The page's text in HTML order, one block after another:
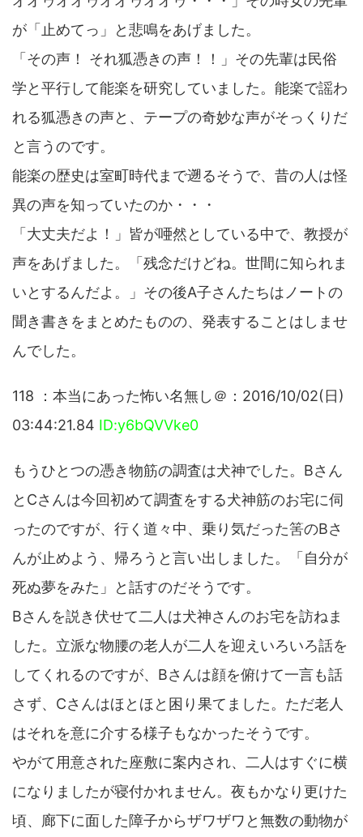
が「止めてっ」と悲鳴をあげました。
「その声！ それ狐憑きの声！！」その先輩は民俗
学と平行して能楽を研究していました。能楽で謡わ
れる狐憑きの声と、テープの奇妙な声がそっくりだ
と言うのです。
能楽の歴史は室町時代まで遡るそうで、昔の人は怪
異の声を知っていたのか・・・
「大丈夫だよ！」皆が唖然としている中で、教授が
声をあげました。「残念だけどね。世間に知られま
いとするんだよ。」その後A子さんたちはノートの
聞き書きをまとめたものの、発表することはしませ
んでした。
118 ：本当にあった怖い名無し＠：2016/10/02(日)
03:44:21.84 ID:y6bQVVke0
もうひとつの憑き物筋の調査は犬神でした。Bさん
とCさんは今回初めて調査をする犬神筋のお宅に伺
ったのですが、行く道々中、乗り気だった筈のBさ
んが止めよう、帰ろうと言い出しました。「自分が
死ぬ夢をみた」と話すのだそうです。
Bさんを説き伏せて二人は犬神さんのお宅を訪ねま
した。立派な物腰の老人が二人を迎えいろいろ話を
してくれるのですが、Bさんは顔を俯けて一言も話
さず、Cさんはほとほと困り果てました。ただ老人
はそれを意に介する様子もなかったそうです。
やがて用意された座敷に案内され、二人はすぐに横
になりましたが寝付かれません。夜もかなり更けた
頃、廊下に面した障子からザワザワと無数の動物が